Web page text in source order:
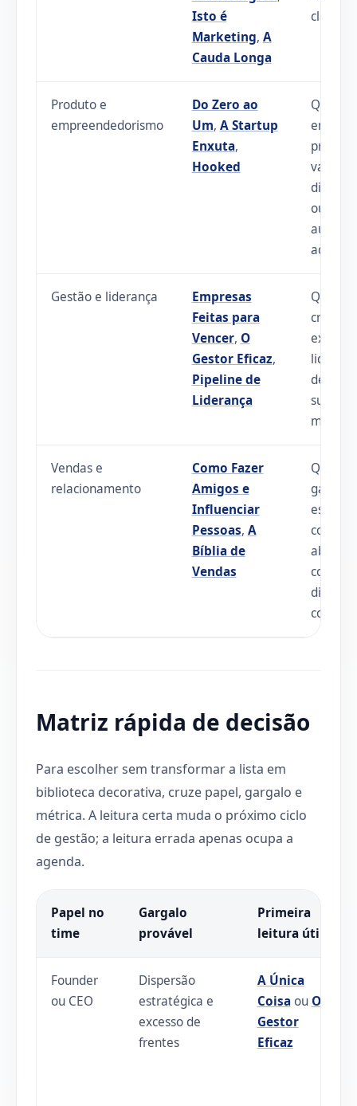
Isto é
Marketing, A
Cauda Longa
claros.
Produto e
empreendedorismo
Do Zero ao
Um, A Startup
Enxuta,
Hooked
precisa
validar,
ou
adoção.
Gestão e liderança
Empresas
Feitas para
Vencer, O
Gestor Eficaz,
Pipeline de
Liderança
Quando
exige
decisão
Vendas e
relacionamento
Como Fazer
Amigos e
Influenciar
Pessoas, A
Bíblia de
Vendas
gargalo
está em
Matriz rápida de decisão
Para escolher sem transformar a lista em
biblioteca decorativa, cruze papel, gargalo e
métrica. A leitura certa muda o próximo ciclo
de gestão; a leitura errada apenas ocupa a
agenda.
Papel no
time
Gargalo
provável
Primeira
leitura útil
Founder
ou CEO
Dispersão
estratégica e
excesso de
frentes
A Única
Coisaou O
Gestor
Eficaz